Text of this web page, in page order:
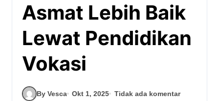
Asmat Lebih Baik
Lewat Pendidikan
Vokasi
By Vesca Okt 1, 2025 Tidak ada komentar